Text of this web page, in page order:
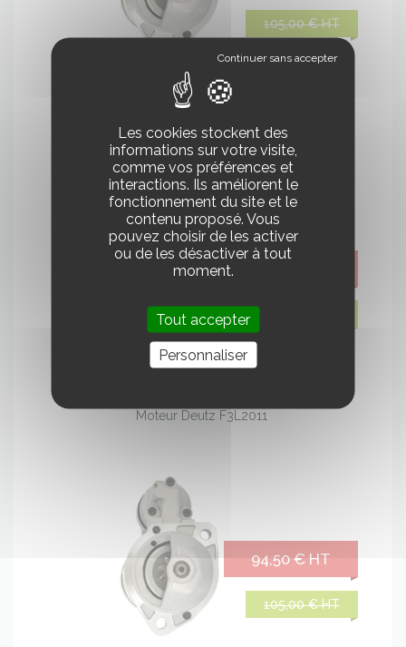
105,00 € HT
DÉMARREUR
XAS 46 XAS 47 XAS 56
Moteur Deutz F3L2011
105,00 € HT
94,50 € HT
Les cookies stockent des
informations sur votre visite,
comme vos préférences et
interactions. Ils améliorent le
fonctionnement du site et le
contenu proposé. Vous
pouvez choisir de les activer
ou de les désactiver à tout
moment.
Tout accepter
Personnaliser